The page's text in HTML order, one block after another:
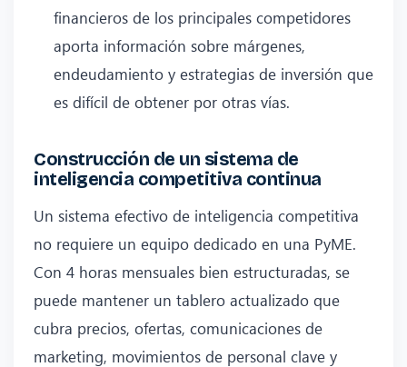
financieros de los principales competidores
aporta información sobre márgenes,
endeudamiento y estrategias de inversión que
es difícil de obtener por otras vías.
Construcción de un sistema de
inteligencia competitiva continua
Un sistema efectivo de inteligencia competitiva
no requiere un equipo dedicado en una PyME.
Con 4 horas mensuales bien estructuradas, se
puede mantener un tablero actualizado que
cubra precios, ofertas, comunicaciones de
marketing, movimientos de personal clave y